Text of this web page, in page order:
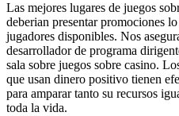
Las mejores lugares de juegos
deberian presentar promociones
jugadores disponibles. Nos
desarrollador de programa
sala sobre juegos sobre casino.
que usan dinero positivo tienen
para amparar tanto su recursos
toda la vida.